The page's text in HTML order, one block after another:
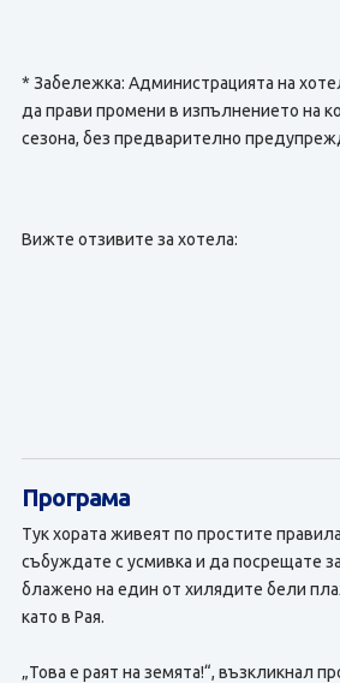
* Забележка: Администрацията на
да прави промени в изпълнението на
сезона, без предварително
Вижте отзивите за хотела:
Програма
Тук хората живеят по простите
събуждате с усмивка и да посрещате
блажено на един от хилядите бели
като в Рая.
„Това е раят на земята!“, възкликнал